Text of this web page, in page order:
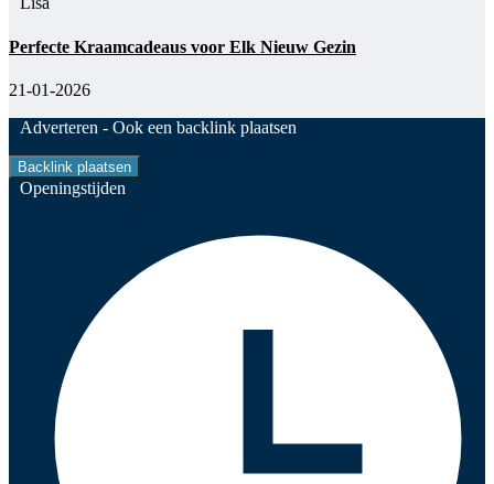
Perfecte Kraamcadeaus voor Elk Nieuw Gezin
21-01-2026
Adverteren - Ook een backlink plaatsen
Backlink plaatsen
Openingstijden